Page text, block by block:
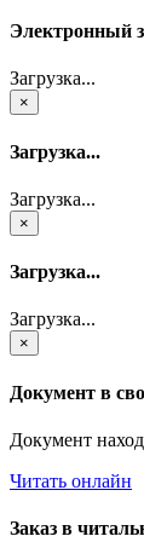
Электронный
Загрузка...
×
Загрузка...
Загрузка...
×
Загрузка...
Загрузка...
×
Документ в
Документ
Читать онлайн
Заказ в